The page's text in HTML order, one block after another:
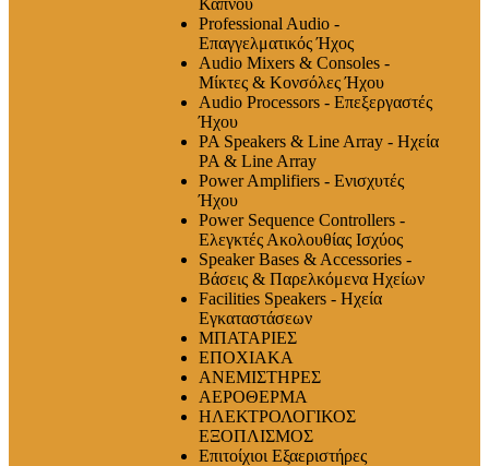
Καπνού
Professional Audio -
Επαγγελματικός Ήχος
Audio Mixers & Consoles -
Μίκτες & Κονσόλες Ήχου
Audio Processors - Επεξεργαστές
Ήχου
PA Speakers & Line Array - Ηχεία
PA & Line Array
Power Amplifiers - Ενισχυτές
Ήχου
Power Sequence Controllers -
Ελεγκτές Ακολουθίας Ισχύος
Speaker Bases & Accessories -
Βάσεις & Παρελκόμενα Ηχείων
Facilities Speakers - Ηχεία
Εγκαταστάσεων
ΜΠΑΤΑΡΙΕΣ
ΕΠΟΧΙΑΚΑ
ΑΝΕΜΙΣΤΗΡΕΣ
ΑΕΡΟΘΕΡΜΑ
ΗΛΕΚΤΡΟΛΟΓΙΚΟΣ
ΕΞΟΠΛΙΣΜΟΣ
Επιτοίχιοι Εξαεριστήρες